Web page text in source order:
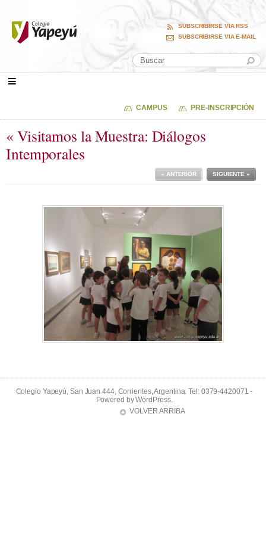
SUBSCRIBIRSE VIA RSS
SUBSCRIBIRSE VIA E-MAIL
CAMPUS PRE-INSCRIPCIÓN
« Visitamos la Muestra: Diálogos
Intemporales
SIGUIENTE »
« ANTERIOR
Colegio Yapeyú, San Juan 444, Corrientes, Argentina. Tel: 0379-4420071 -
Powered byWordPress.
VOLVER ARRIBA